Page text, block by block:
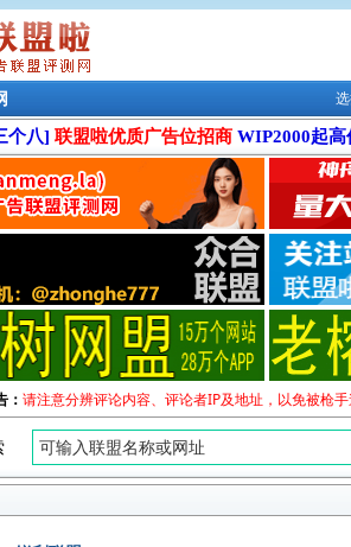
联
个八] 联盟啦优质广告位招商 WIP2000起高
： 请注意分辨评论内容、评论者IP及地址，以免被枪手